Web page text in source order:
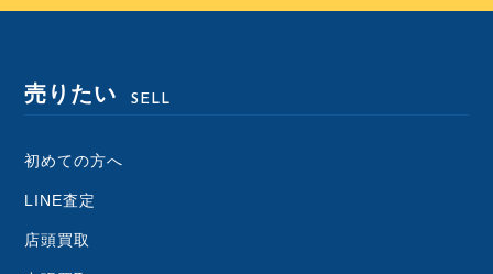
売りたい SELL
初めての方へ
LINE査定
店頭買取